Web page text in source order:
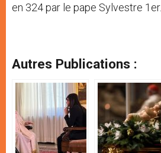
en 324 par le pape Sylvestre 1er.
Autres Publications :